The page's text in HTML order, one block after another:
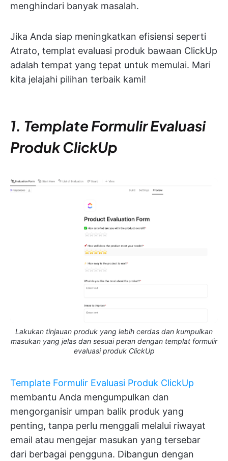
menghindari banyak masalah.
Jika Anda siap meningkatkan efisiensi seperti
Atrato, templat evaluasi produk bawaan ClickUp
adalah tempat yang tepat untuk memulai. Mari
kita jelajahi pilihan terbaik kami!
1. Template Formulir Evaluasi
Produk ClickUp
Lakukan tinjauan produk yang lebih cerdas dan kumpulkan
masukan yang jelas dan sesuai peran dengan templat formulir
evaluasi produk ClickUp
Template Formulir Evaluasi Produk ClickUp
membantu Anda mengumpulkan dan
mengorganisir umpan balik produk yang
penting, tanpa perlu menggali melalui riwayat
email atau mengejar masukan yang tersebar
dari berbagai pengguna. Dibangun dengan